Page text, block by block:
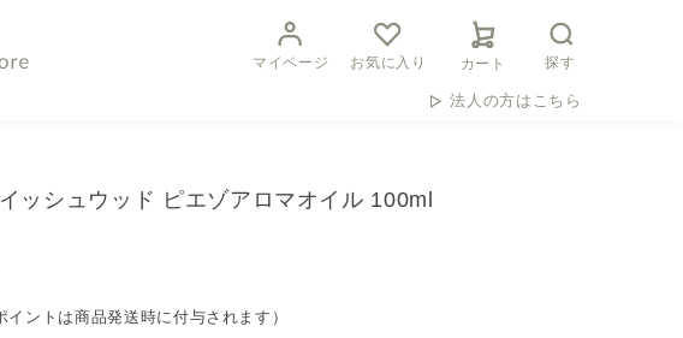
マイページ お気に入り カート 探す
法人の方はこちら
ッシュウッド ピエゾアロマオイル 100ml
イントは商品発送時に付与されます）